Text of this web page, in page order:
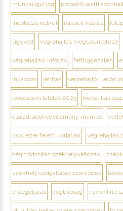
munkaügyi jog próbaidő alatti
indokolás nélkül írásbeli közlés
ügyvéd végrehajtás megszüntetése
végrehajtási kifogás felfüggesztés
inkasszó letiltás végrehajtó adós
jövedelem letiltás 2025 bérletiltás
családi adókedvezmény mentes
200 ezer feletti korlátlan végrehajtás
cégmódosítás székhelyváltozás
székhelyszolgáltatás szerződés
e-cégeljárás cégbíróság nav online